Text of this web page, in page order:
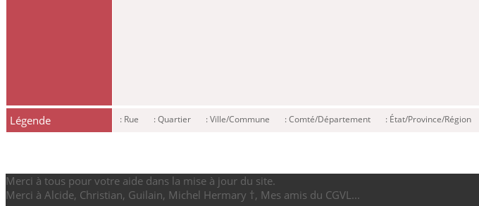
Légende : Rue : Quartier : Ville/Commune : Comté/Département : État/Province/Région
Merci à tous pour votre aide dans la mise à jour du site.
Merci à Alcide, Christian, Guilain, Michel Hermary †, Mes amis du CGVL...